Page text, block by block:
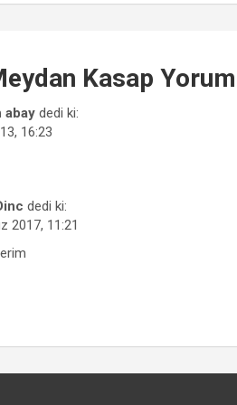
Kasap
abay dedi ki:
16:23
dedi ki:
2017, 11:21